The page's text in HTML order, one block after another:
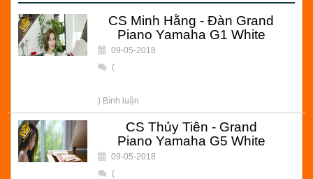
CS Minh Hằng - Đàn Grand
Piano Yamaha G1 White
09-05-2018
(
) Bình luận
CS Thủy Tiên - Grand
Piano Yamaha G5 White
09-05-2018
(